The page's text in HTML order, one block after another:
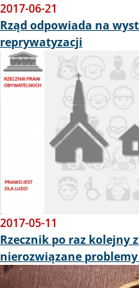
2017-06-21
Rząd odpowiada na
reprywatyzacji
Obraz
2017-05-11
Rzecznik po raz kolejny
nierozwiązane
Obraz